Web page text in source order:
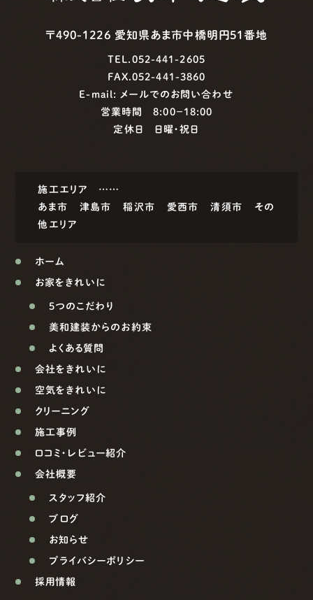
〒490-1226 愛知県あま市中橋明円51番地
TEL.052-441-2605
FAX.052-441-3860
E-mail: メールでのお問い合わせ
営業時間 8:00−18:00
定休日 日曜・祝日
施工エリア ……
あま市
津島市 稲沢市 愛西市 清須市
その
他エリア
ホーム
お家をきれいに
5つのこだわり
美和建装からのお約束
よくある質問
会社をきれいに
空気をきれいに
クリーニング
施工事例
口コミ・レビュー紹介
会社概要
スタッフ紹介
ブログ
お知らせ
プライバシーポリシー
採用情報